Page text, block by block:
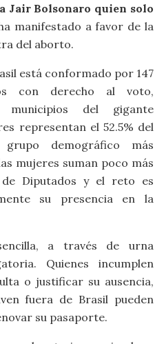
Jair Bolsonaro quien solo
manifestado a favor de la
del aborto.
está conformado por 147
con derecho al voto,
municipios del gigante
representan el 52.5% del
demográfico más
mujeres suman poco más
Diputados y el reto es
su presencia en la
a través de urna
Quienes incumplen
o justificar su ausencia,
fuera de Brasil pueden
su pasaporte.